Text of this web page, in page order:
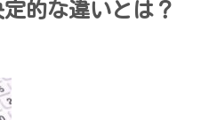
的な違いとは？